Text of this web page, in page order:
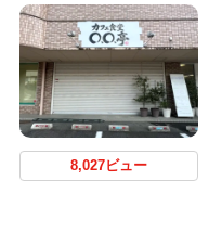
8,027ビュー